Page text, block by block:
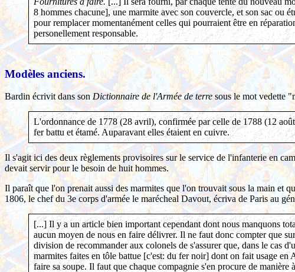
8 hommes chacune], une marmite avec son couvercle, et son sac ou
pour remplacer momentanément celles qui pourraient être en
personellement responsable.
Modèles anciens.
Bardin écrivit dans sonDictionnaire de l'Armée de terre sous le mot vedette
L'ordonnance de 1778 (28 avril), confirmée par celle de 1788 (12
fer battu et étamé. Auparavant elles étaient en cuivre.
Il s'agit ici des deux règlements provisoires sur le service de l'infanterie en
devait servir pour le besoin de huit hommes.
Il paraît que l'on prenait aussi des marmites que l'on trouvait sous la main et
1806, le chef du 3e corps d'armée le marécheal Davout, écriva de Paris au
[...] Il y a un article bien important cependant dont nous manquons
aucun moyen de nous en faire délivrer. Il ne faut donc compter que
division de recommander aux colonels de s'assurer que, dans le cas
marmites faites en tôle battue [c'est: du fer noir] dont on fait usage
faire sa soupe. Il faut que chaque compagnie s'en procure de